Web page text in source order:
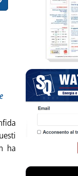
su Instagram del presidente
29 aprile 2019 alle 13.16.
ha